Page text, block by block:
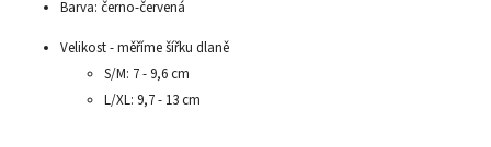
Barva: černo-červená
Velikost - měříme šířku dlaně
S/M: 7 - 9,6 cm
L/XL: 9,7 - 13 cm